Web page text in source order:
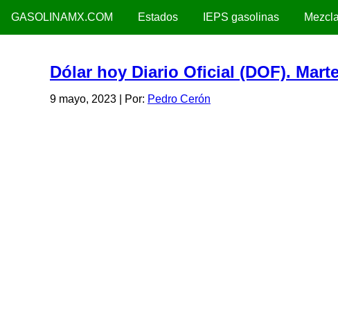
GASOLINAMX.COM Estados IEPS gasolinas
Dólar hoy Diario Oficial (DOF).
9 mayo, 2023 | Por: Pedro Cerón